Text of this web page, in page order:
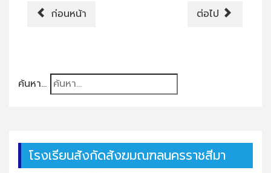
ก่อนหน้า ต่อไป
ค้นหา...
โรงเรียนสังกัดสังฆมณฑลนครราชสีมา